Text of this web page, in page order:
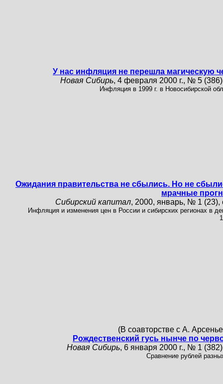
У нас инфляция не перешла магическую
Новая Сибирь, 4 февраля 2000 г., № 5
Инфляция в 1999 г. в Новосибирской
Ожидания правительства не сбылись. Но не
мрачные
Сибирский капитал, 2000, январь, № 1 (23),
Инфляция и изменения цен в России и сибирских регионах в
(В соавторстве с А.
Рождественский гусь нынче по
Новая Сибирь, 6 января 2000 г., № 1
Сравнение рублей